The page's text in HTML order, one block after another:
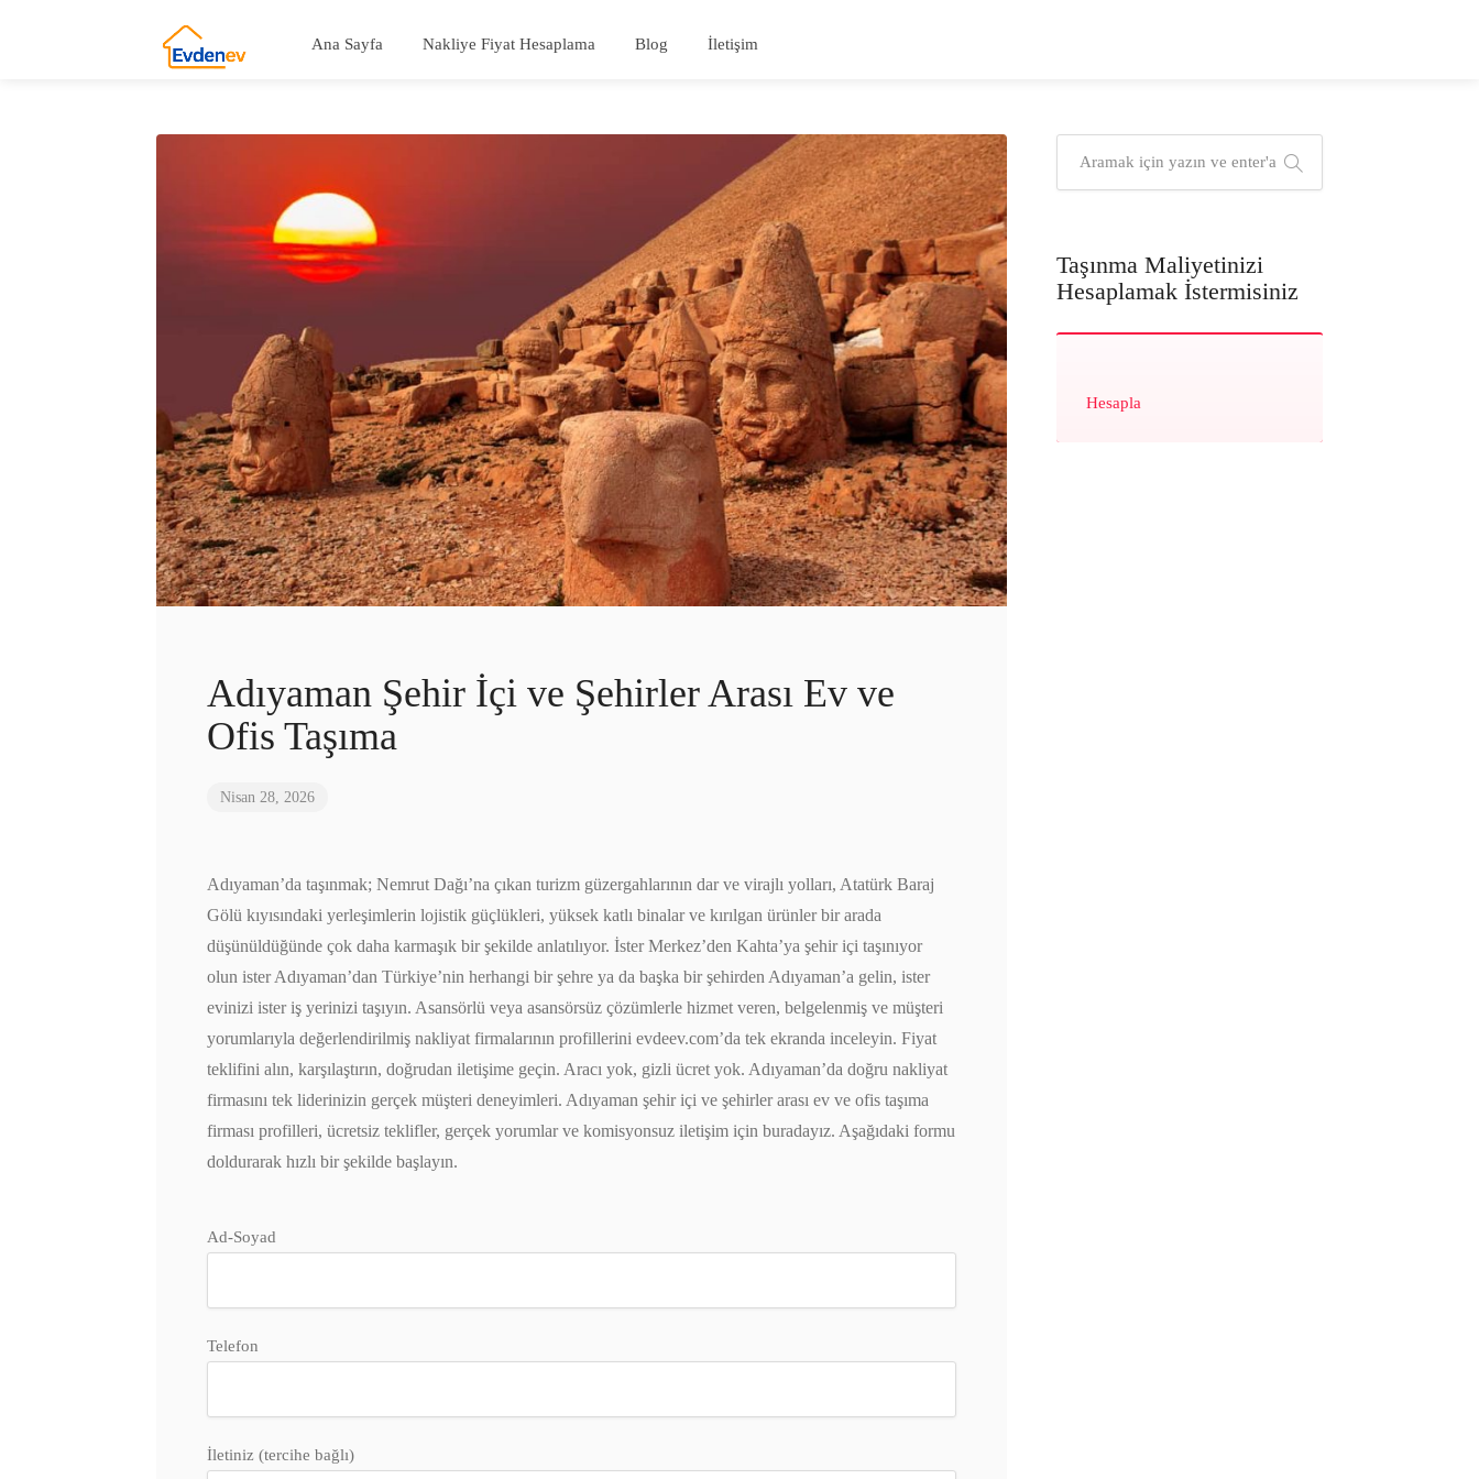
Ana Sayfa Nakliye Fiyat Hesaplama Blog İletişim
Adıyaman Şehir İçi ve Şehirler Arası Ev ve
Ofis Taşıma
Nisan 28, 2026
Adıyaman’da taşınmak; Nemrut Dağı’na çıkan turizm güzergahlarının dar ve virajlı yolları, Atatürk Baraj
Gölü kıyısındaki yerleşimlerin lojistik güçlükleri, yüksek katlı binalar ve kırılgan ürünler bir arada
düşünüldüğünde çok daha karmaşık bir şekilde anlatılıyor. İster Merkez’den Kahta’ya şehir içi taşınıyor
olun ister Adıyaman’dan Türkiye’nin herhangi bir şehre ya da başka bir şehirden Adıyaman’a gelin, ister
evinizi ister iş yerinizi taşıyın. Asansörlü veya asansörsüz çözümlerle hizmet veren, belgelenmiş ve müşteri
yorumlarıyla değerlendirilmiş nakliyat firmalarının profillerini evdeev.com’da tek ekranda inceleyin. Fiyat
teklifini alın, karşılaştırın, doğrudan iletişime geçin. Aracı yok, gizli ücret yok. Adıyaman’da doğru nakliyat
firmasını tek liderinizin gerçek müşteri deneyimleri. Adıyaman şehir içi ve şehirler arası ev ve ofis taşıma
firması profilleri, ücretsiz teklifler, gerçek yorumlar ve komisyonsuz iletişim için buradayız. Aşağıdaki formu
doldurarak hızlı bir şekilde başlayın.
Ad-Soyad
Telefon
İletiniz (tercihe bağlı)
Taşınma Maliyetinizi
Hesaplamak İstermisiniz
Hesapla